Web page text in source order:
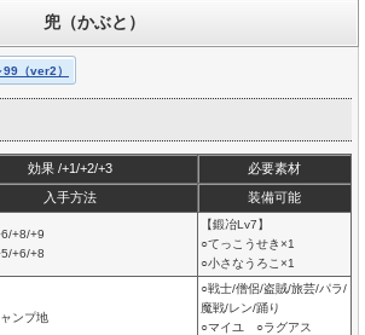
兜（かぶと）
（ver2）
効果 /+1/+2/+3
必要素材
入手方法
装備可能
+8/+9
+6/+8
【鍛冶Lv7】
○てっこうせき×1
○小さなうろこ×1
ンプ地
○戦士/僧侶/盗賊/旅芸/パラ/
魔戦/レン/踊り
○マイユ ○ラグアス